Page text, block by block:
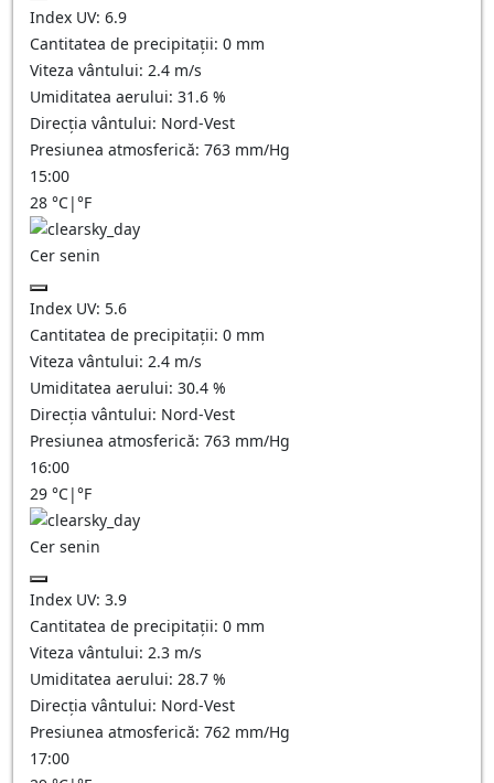
Index UV: 6.9
Cantitatea de precipitații: 0 mm
Viteza vântului: 2.4 m/s
Umiditatea aerului: 31.6 %
Direcția vântului: Nord-Vest
Presiunea atmosferică: 763 mm/Hg
15:00
28 °C|°F
Cer senin
Index UV: 5.6
Cantitatea de precipitații: 0 mm
Viteza vântului: 2.4 m/s
Umiditatea aerului: 30.4 %
Direcția vântului: Nord-Vest
Presiunea atmosferică: 763 mm/Hg
16:00
29 °C|°F
Cer senin
Index UV: 3.9
Cantitatea de precipitații: 0 mm
Viteza vântului: 2.3 m/s
Umiditatea aerului: 28.7 %
Direcția vântului: Nord-Vest
Presiunea atmosferică: 762 mm/Hg
17:00